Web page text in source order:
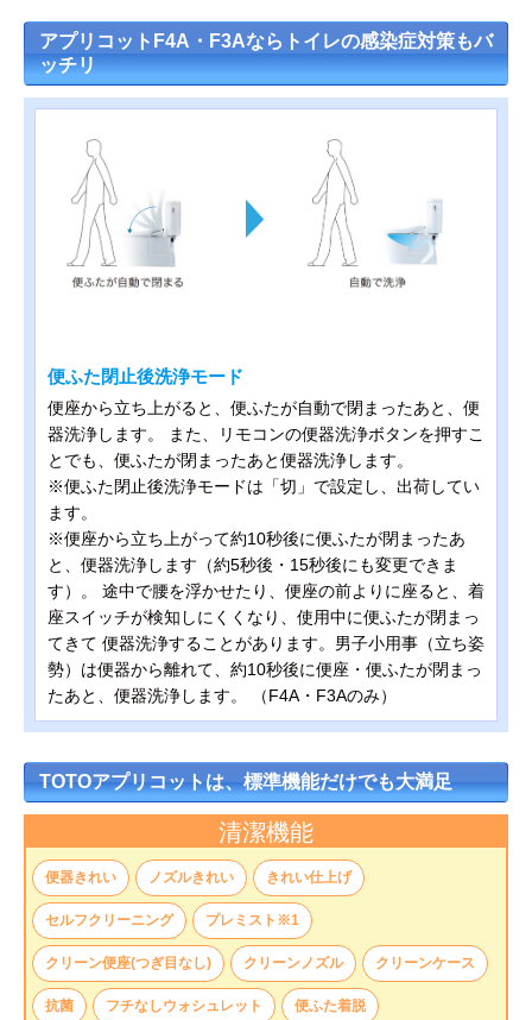
アプリコットF4A・F3Aならトイレの感染症対策もバ
ッチリ
便ふた閉止後洗浄モード
便座から立ち上がると、便ふたが自動で閉まったあと、便
器洗浄します。 また、リモコンの便器洗浄ボタンを押すこ
とでも、便ふたが閉まったあと便器洗浄します。
※便ふた閉止後洗浄モードは「切」で設定し、出荷してい
ます。
※便座から立ち上がって約10秒後に便ふたが閉まったあ
と、便器洗浄します（約5秒後・15秒後にも変更できま
す）。 途中で腰を浮かせたり、便座の前よりに座ると、着
座スイッチが検知しにくくなり、使用中に便ふたが閉まっ
てきて 便器洗浄することがあります。男子小用事（立ち姿
勢）は便器から離れて、約10秒後に便座・便ふたが閉まっ
たあと、便器洗浄します。 （F4A・F3Aのみ）
TOTOアプリコットは、標準機能だけでも大満足
清潔機能
便器きれい ノズルきれい きれい仕上げ
セルフクリーニング プレミスト※1
クリーン便座(つぎ目なし) クリーンノズル クリーンケース
抗菌 フチなしウォシュレット 便ふた着脱